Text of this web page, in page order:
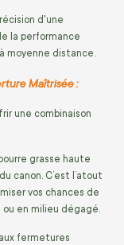
d'une
la performance
moyenne distance.
Maîtrisée :
une combinaison
grasse haute
canon. C’est l’atout
vos chances de
en milieu dégagé.
fermetures